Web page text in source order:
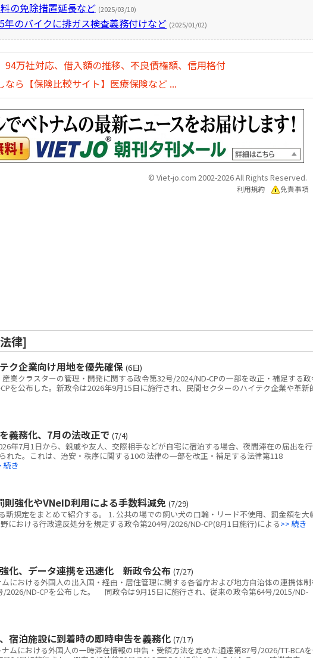
の免除措置延長など (2025/03/10)
のバイクに排ガス検査義務付けなど (2025/01/02)
94万社対応、借入額の推移、不良債権額、信用格付
ら【保険比較サイト】医療保険など ...
© Viet-jo.com 2002-2026 All Rights Reserved.
利用規約 免責事項
律]
ク企業向け用地を優先確保 (6日)
業クラスターの管理・開発に関する政令第32号/2024/ND-CPの一部を改正・補足する
を公布した。新政令は2026年9月15日に施行され、民間セクターのハイテク企業や革新
義務化、7月の法改正で (7/4)
年7月1日から、親戚や友人、交際相手などが自宅に宿泊する場合、夜間滞在の届出を行
れた。これは、治安・秩序に関する10の法律の一部を改正・補足する法律第118
続き
強化やVNeID利用による手数料減免 (7/29)
新規定をまとめて紹介する。 1. 公共の場での飼い犬の口輪・リード不使用、罰金額を大
おける行政違反処分を規定する政令第204号/2026/ND-CP(8月1日施行)による>> 続き
化、データ連携を迅速化 新政令公布 (7/27)
における外国人の出入国・経由・居住管理に関する各省庁および地方自治体の連携体
/2026/ND-CPを公布した。 同政令は9月15日に施行され、従来の政令第64号/2015/ND-
宿泊施設に到着時の即時申告を義務化 (7/17)
ムにおける外国人の一時滞在情報の申告・受領方法を定めた通達第87号/2026/TT-BCA